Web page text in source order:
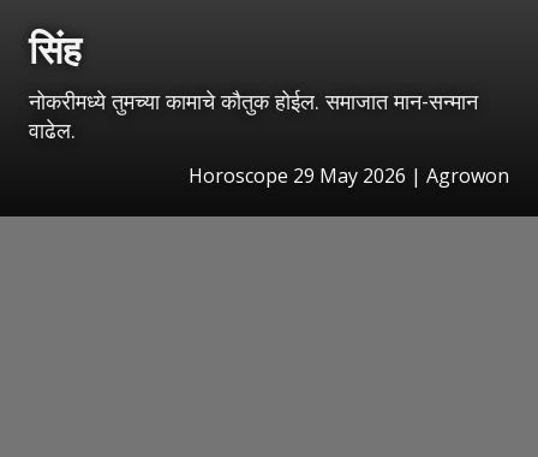
सिंह
नोकरीमध्ये तुमच्या कामाचे कौतुक होईल. समाजात मान-सन्मान
वाढेल.
Horoscope 29 May 2026 | Agrowon